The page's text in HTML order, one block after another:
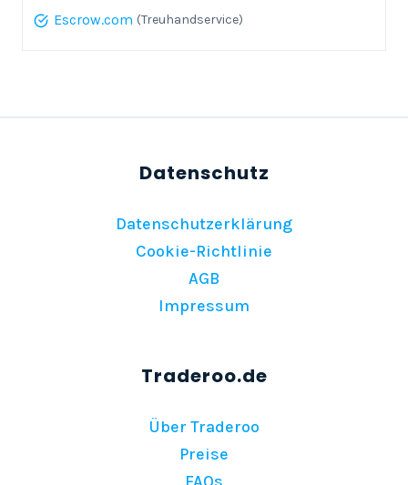
Escrow.com (Treuhandservice)
Datenschutzerklärung
Cookie-Richtlinie
AGB
Impressum
Über Traderoo
Preise